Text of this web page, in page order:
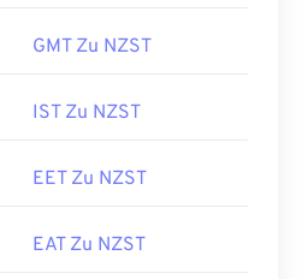
GMT Zu NZST
IST Zu NZST
EET Zu NZST
EAT Zu NZST